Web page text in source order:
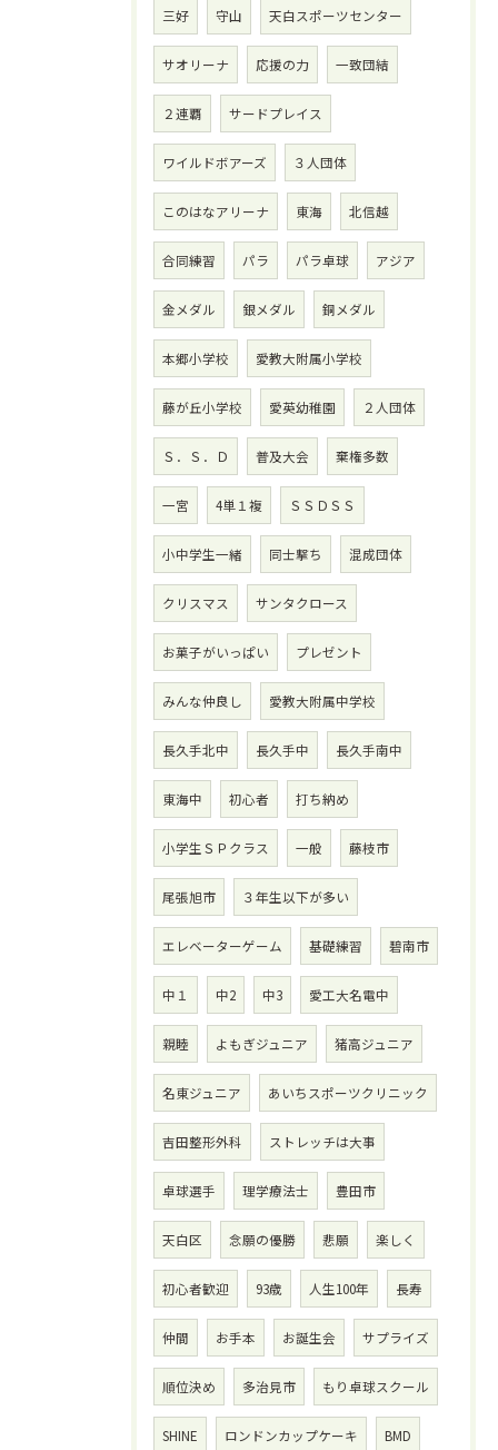
三好 守山 天白スポーツセンター
サオリーナ 応援の力 一致団結
２連覇 サードプレイス
ワイルドボアーズ ３人団体
このはなアリーナ 東海 北信越
合同練習 パラ パラ卓球 アジア
金メダル 銀メダル 銅メダル
本郷小学校 愛教大附属小学校
藤が丘小学校 愛英幼稚園 ２人団体
Ｓ．Ｓ．Ｄ 普及大会 棄権多数
一宮 4単１複 ＳＳＤＳＳ
小中学生一緒 同士撃ち 混成団体
クリスマス サンタクロース
お菓子がいっぱい プレゼント
みんな仲良し 愛教大附属中学校
長久手北中 長久手中 長久手南中
東海中 初心者 打ち納め
小学生ＳＰクラス 一般 藤枝市
尾張旭市 ３年生以下が多い
エレベーターゲーム 基礎練習 碧南市
中１ 中2 中3 愛工大名電中
親睦 よもぎジュニア 猪高ジュニア
名東ジュニア あいちスポーツクリニック
吉田整形外科 ストレッチは大事
卓球選手 理学療法士 豊田市
天白区 念願の優勝 悲願 楽しく
初心者歓迎 93歳 人生100年 長寿
仲間 お手本 お誕生会 サプライズ
順位決め 多治見市 もり卓球スクール
SHINE ロンドンカップケーキ BMD